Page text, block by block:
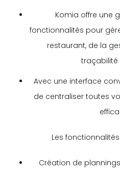
Komia offre une
fonctionnalités pour
restaurant, de la
traçabilité
Avec une interface
de centraliser toutes
Les
Création de